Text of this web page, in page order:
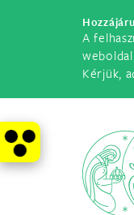
A
Kérjük,